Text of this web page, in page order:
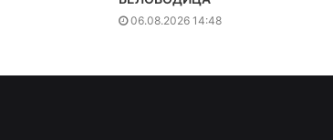
06.08.2026 14:48